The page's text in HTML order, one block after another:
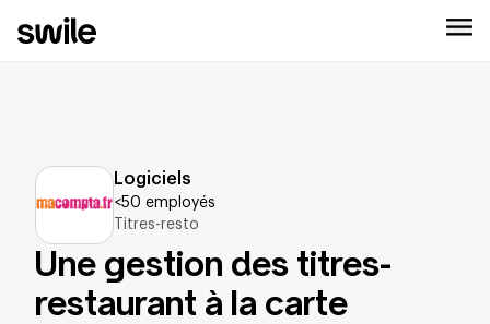
Logiciels
<50 employés
Titres-resto
Macompta:
Une gestion des titres-
restaurant à la carte